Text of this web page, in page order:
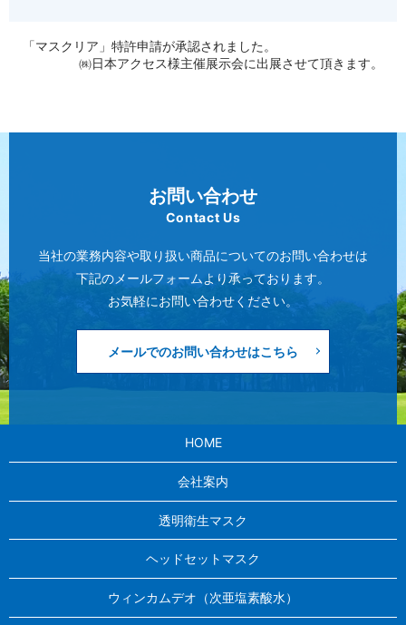
「マスクリア」特許申請が承認されました。
㈱日本アクセス様主催展示会に出展させて頂きます。
お問い合わせ
Contact Us
当社の業務内容や取り扱い商品についてのお問い合わせは
下記のメールフォームより承っております。
お気軽にお問い合わせください。
メールでのお問い合わせはこちら
HOME
会社案内
透明衛生マスク
ヘッドセットマスク
ウィンカムデオ（次亜塩素酸水）